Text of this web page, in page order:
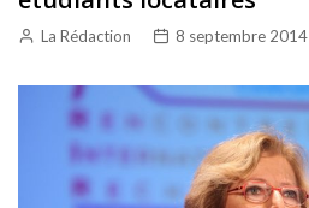
La Rédaction 8 septembre 2014